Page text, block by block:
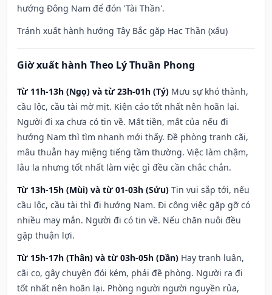
hướng Đông Nam để đón 'Tài Thần'.
Tránh xuất hành hướng Tây Bắc gặp Hạc Thần (xấu)
Giờ xuất hành Theo Lý Thuần Phong
Từ 11h-13h (Ngọ) và từ 23h-01h (Tý) Mưu sự khó thành,
cầu lộc, cầu tài mờ mịt. Kiện cáo tốt nhất nên hoãn lại.
Người đi xa chưa có tin về. Mất tiền, mất của nếu đi
hướng Nam thì tìm nhanh mới thấy. Đề phòng tranh cãi,
mâu thuẫn hay miệng tiếng tầm thường. Việc làm chậm,
lâu la nhưng tốt nhất làm việc gì đều cần chắc chắn.
Từ 13h-15h (Mùi) và từ 01-03h (Sửu) Tin vui sắp tới, nếu
cầu lộc, cầu tài thì đi hướng Nam. Đi công việc gặp gỡ có
nhiều may mắn. Người đi có tin về. Nếu chăn nuôi đều
gặp thuận lợi.
Từ 15h-17h (Thân) và từ 03h-05h (Dần) Hay tranh luận,
cãi cọ, gây chuyện đói kém, phải đề phòng. Người ra đi
tốt nhất nên hoãn lại. Phòng người người nguyền rủa,